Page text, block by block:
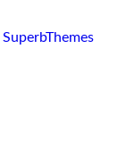
SuperbThemes